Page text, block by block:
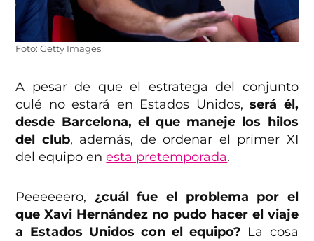
Foto: Getty Images
A pesar de que el estratega del conjunto
culé no estará en Estados Unidos,será él,
desde Barcelona, el que maneje los hilos
del club, además, de ordenar el primer XI
del equipo enesta pretemporada.
Peeeeeero, ¿cuál fue el problema por el
que Xavi Hernández no pudo hacer el viaje
a Estados Unidos con el equipo? La cosa